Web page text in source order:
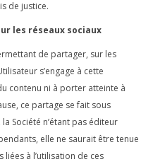
de justice.
les réseaux sociaux
de partager, sur les
s’engage à cette
contenu ni à porter atteinte à
ce partage se fait sous
Société n’étant pas éditeur
elle ne saurait être tenue
à l’utilisation de ces